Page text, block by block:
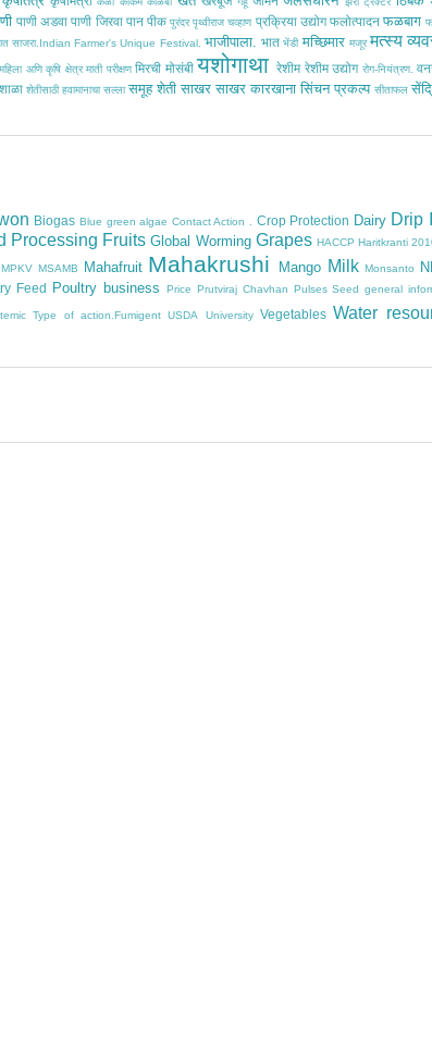
पाणी अडवा पाणी जिरवा पान पीक पुरंदर पृथ्वीराज चव्हाण प्रक्रिया उद्योग फलोत्पादन फळबाग
साजरा.Indian Farmer's Unique Festival. भाजीपाला. भात भेंडी मच्छिमार मजूर मत्स्य
महिला अणि कृषि क्षेत्र माती परीक्षण मिरची मोसंबी यशोगाथा रेशीम रेशीम उद्योग रोग-नियंत्रण.
शेतीसाठी हवामानाचा सल्ला समूह शेती साखर साखर कारखाना सिंचन प्रकल्प सीताफल
Biogas Blue green algae Contact Action . Crop Protection Dairy Drip
Processing Fruits Global Worming Grapes HACCP Haritkranti
MPKV MSAMB Mahafruit Mahakrushi Mango Milk Monsanto
Feed Poultry business Price Prutviraj Chavhan Pulses Seed general
Type of action.Fumigent USDA University Vegetables Water